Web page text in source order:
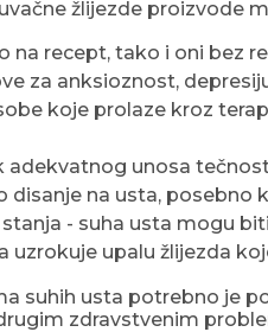
žlijezde proizvode
na recept, tako i oni bez
za anksioznost,
koje prolaze kroz
adekvatnog unosa
disanje na usta,
- suha usta mogu
upalu žlijezda
suhih usta potrebno je
zdravstvenim